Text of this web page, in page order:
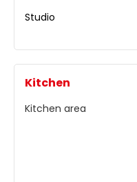
Studio
Kitchen
Kitchen area